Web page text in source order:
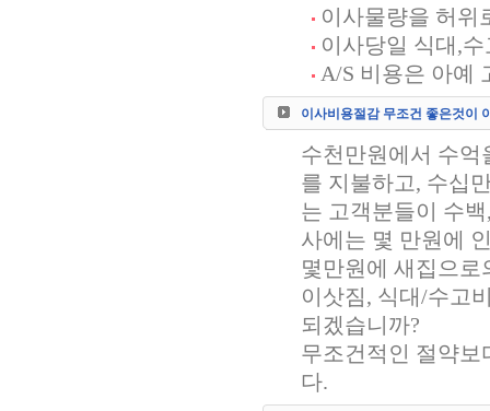
이사물량을 허위
이사당일 식대,
A/S 비용은 아예
이사비용절감 무조건 좋은것이
수천만원에서 수억
를 지불하고, 수십
는 고객분들이 수
사에는 몇 만원에
몇만원에 새집으로
이삿짐, 식대/수고
되겠습니까?
무조건적인 절약보
다.